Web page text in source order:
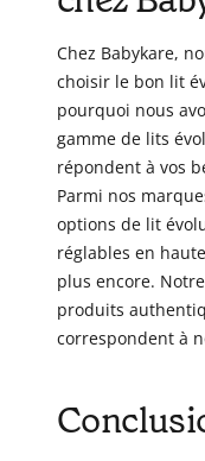
Chez Babykare,
choisir le bon lit
pourquoi nous
gamme de lits
répondent à vos
Parmi nos
options de lit
réglables en
plus encore.
produits
correspondent à